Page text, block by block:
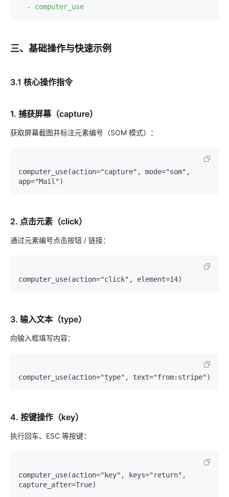
-
computer_use
三、基础操作与快速示例
3.1 核心操作指令
1. 捕获屏幕（capture）
获取屏幕截图并标注元素编号（SOM 模式）：
computer_use(action="capture", mode="som",
2. 点击元素（click）
通过元素编号点击按钮 / 链接：
3. 输入文本（type）
向输入框填写内容：
4. 按键操作（key）
执行回车、ESC 等按键：
computer_use(action="key", keys="return",